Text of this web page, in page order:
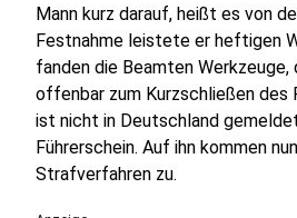
Mann kurz darauf, heißt es von
Festnahme leistete er heftigen
fanden die Beamten Werkzeuge,
offenbar zum Kurzschließen des
ist nicht in Deutschland
Führerschein. Auf ihn kommen
Strafverfahren zu.